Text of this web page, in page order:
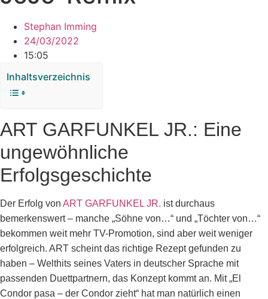
Stephan Imming
24/03/2022
15:05
Inhaltsverzeichnis
ART GARFUNKEL JR.: Eine
ungewöhnliche
Erfolgsgeschichte
Der Erfolg von ART GARFUNKEL JR. ist durchaus
bemerkenswert – manche „Söhne von…“ und „Töchter von…“
bekommen weit mehr TV-Promotion, sind aber weit weniger
erfolgreich. ART scheint das richtige Rezept gefunden zu
haben – Welthits seines Vaters in deutscher Sprache mit
passenden Duettpartnern, das Konzept kommt an. Mit „El
Condor pasa – der Condor zieht“ hat man natürlich einen